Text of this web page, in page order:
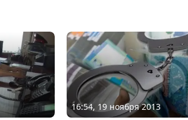
16:54, 19 ноября 2013